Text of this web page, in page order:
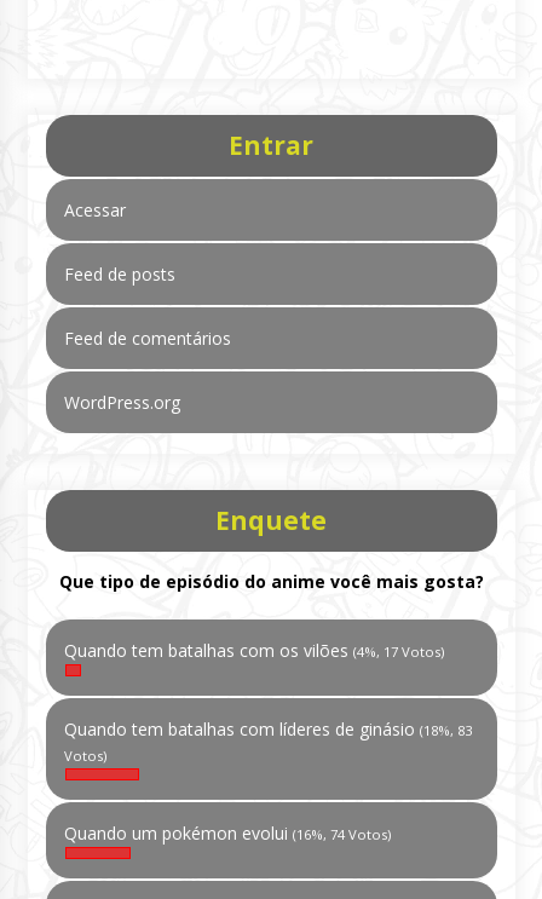
Entrar
Acessar
Feed de posts
Feed de comentários
WordPress.org
Enquete
Que tipo de episódio do anime você mais gosta?
Quando tem batalhas com os vilões (4%, 17 Votos)
Quando tem batalhas com líderes de ginásio (18%, 83
Votos)
Quando um pokémon evolui (16%, 74 Votos)